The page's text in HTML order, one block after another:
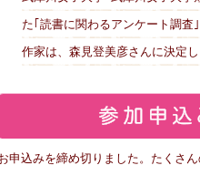
た｢読書に関わるアンケート調査
作家は、森見登美彦さんに決定し
込みを締め切りました。たくさん